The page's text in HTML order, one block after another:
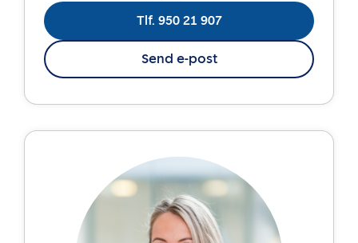
Tlf. 950 21 907
Send e-post